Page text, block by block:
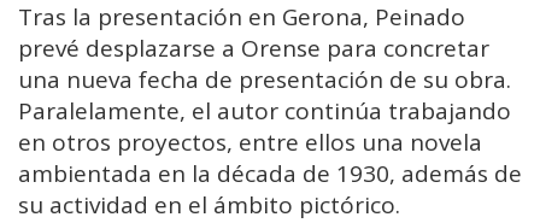
Tras la presentación en Gerona, Peinado
prevé desplazarse a Orense para concretar
una nueva fecha de presentación de su obra.
Paralelamente, el autor continúa trabajando
en otros proyectos, entre ellos una novela
ambientada en la década de 1930, además de
su actividad en el ámbito pictórico.